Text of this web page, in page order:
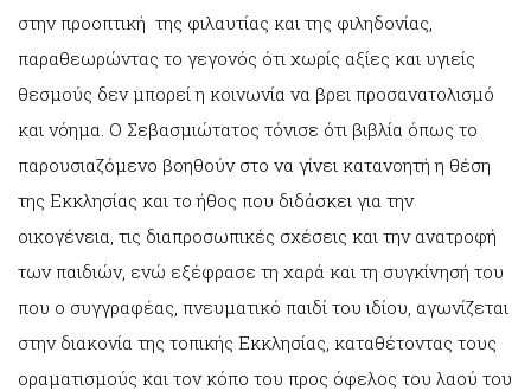
στην προοπτική της φιλαυτίας και της φιληδονίας,
παραθεωρώντας το γεγονός ότι χωρίς αξίες και υγιείς
θεσμούς δεν μπορεί η κοινωνία να βρει προσανατολισμό
και νόημα. Ο Σεβασμιώτατος τόνισε ότι βιβλία όπως το
παρουσιαζόμενο βοηθούν στο να γίνει κατανοητή η θέση
της Εκκλησίας και το ήθος που διδάσκει για την
οικογένεια, τις διαπροσωπικές σχέσεις και την ανατροφή
των παιδιών, ενώ εξέφρασε τη χαρά και τη συγκίνησή του
που ο συγγραφέας, πνευματικό παιδί του ιδίου, αγωνίζεται
στην διακονία της τοπικής Εκκλησίας, καταθέτοντας τους
οραματισμούς και τον κόπο του προς όφελος του λαού του